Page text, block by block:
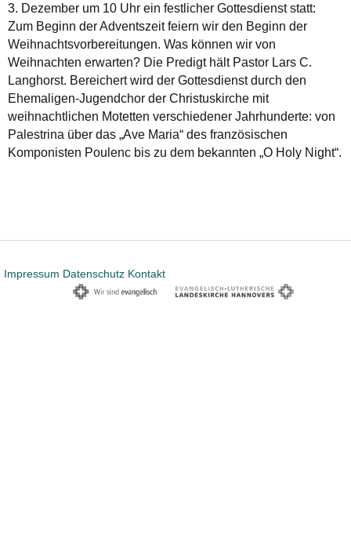
3. Dezember um 10 Uhr ein festlicher Gottesdienst statt:
Zum Beginn der Adventszeit feiern wir den Beginn der
Weihnachtsvorbereitungen. Was können wir von
Weihnachten erwarten? Die Predigt hält Pastor Lars C.
Langhorst. Bereichert wird der Gottesdienst durch den
Ehemaligen-Jugendchor der Christuskirche mit
weihnachtlichen Motetten verschiedener Jahrhunderte: von
Palestrina über das „Ave Maria“ des französischen
Komponisten Poulenc bis zu dem bekannten „O Holy Night“.
Impressum Datenschutz Kontakt